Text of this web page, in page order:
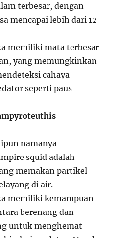
terbesar, dengan
mencapai lebih dari 12
memiliki mata terbesar
yang memungkinkan
cahaya
seperti paus
namanya
squid adalah
memakan partikel
di air.
memiliki kemampuan
berenang dan
untuk menghemat